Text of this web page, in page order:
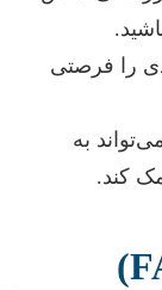
را فرصتی
به
کند.